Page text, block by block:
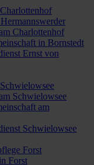
Charlottenhof
in Bornstedt
Ernst von
Schwielowsee
am
Schwielowsee
Forst
Forst